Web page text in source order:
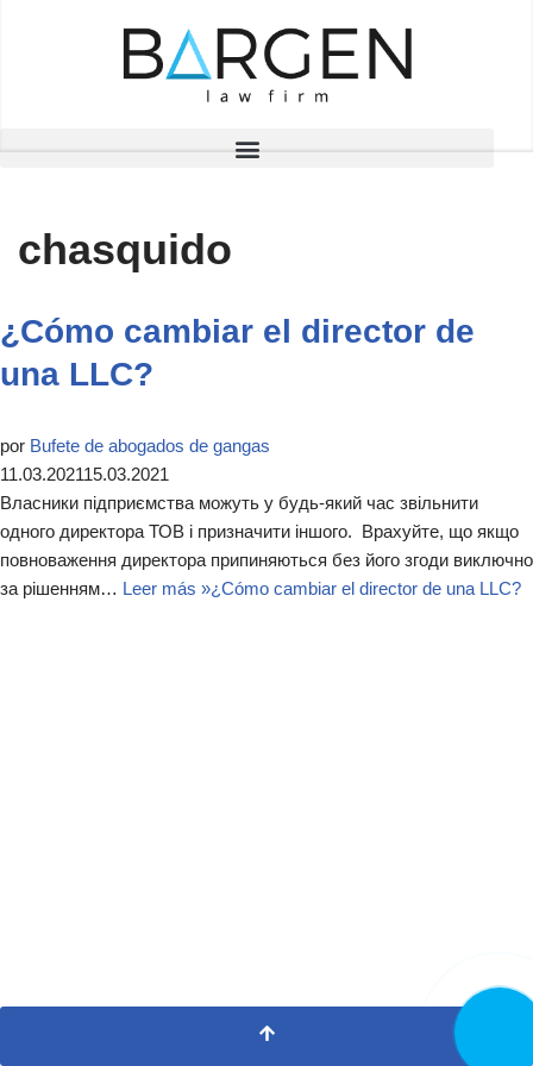
chasquido
¿Cómo cambiar el director de
una LLC?
por Bufete de abogados de gangas
11.03.202115.03.2021
Власники підприємства можуть у будь-який час звільнити
одного директора ТОВ і призначити іншого. Врахуйте, що якщо
повноваження директора припиняються без його згоди виключно
за рішенням… Leer más »¿Cómo cambiar el director de una LLC?